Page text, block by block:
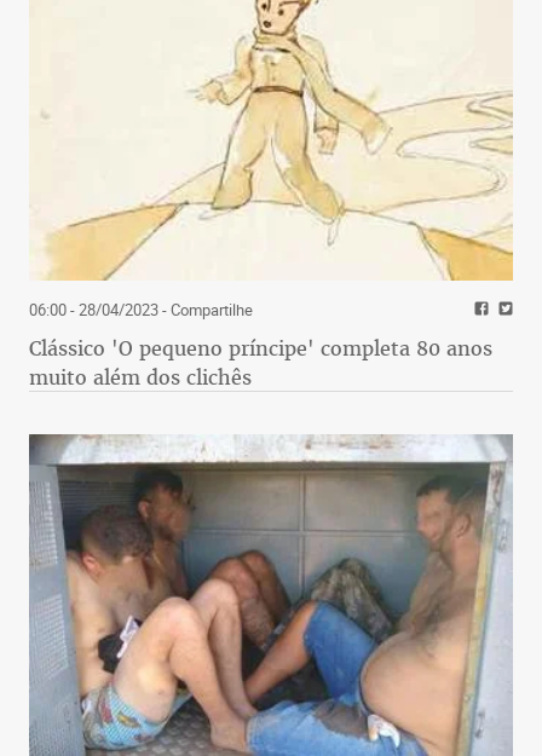
06:00 - 28/04/2023- Compartilhe
Clássico 'O pequeno príncipe' completa 80 anos
muito além dos clichês